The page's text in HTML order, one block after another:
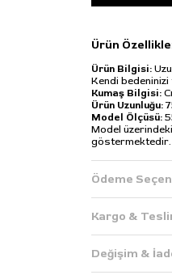
Ürün
Ürün Bilgisi:
Kendi
Kumaş Bilgisi:
Ürün Uzunluğu:
Model Ölçüsü:
Model
göstermektedir.
Ödeme
Kargo &
Değişim &